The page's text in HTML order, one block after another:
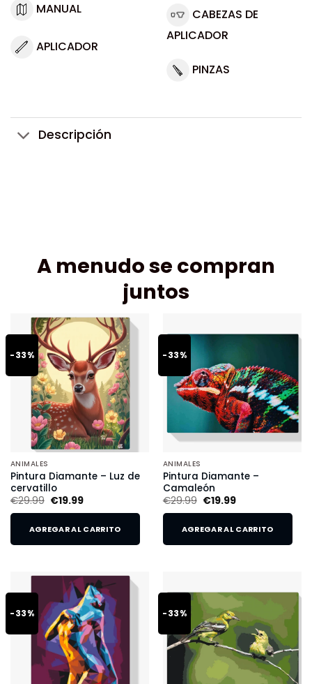
MANUAL
APLICADOR
CABEZAS DE
APLICADOR
PINZAS
Descripción
A menudo se compran
juntos
-33%
ANIMALES
Pintura Diamante – Luz de
cervatillo
€29.99 €19.99
AGREGAR AL CARRITO
-33%
ANIMALES
Pintura Diamante –
Camaleón
€29.99 €19.99
AGREGAR AL CARRITO
-33% -33%